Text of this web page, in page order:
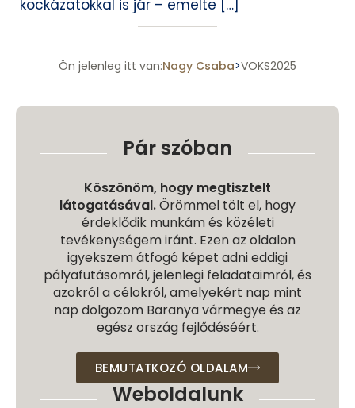
kockázatokkal is jár – emelte […]
Ön jelenleg itt van:Nagy Csaba>VOKS2025
Pár szóban
Köszönöm, hogy megtisztelt
látogatásával.Örömmel tölt el, hogy
érdeklődik munkám és közéleti
tevékenységem iránt. Ezen az oldalon
igyekszem átfogó képet adni eddigi
pályafutásomról, jelenlegi feladataimról, és
azokról a célokról, amelyekért nap mint
nap dolgozom Baranya vármegye és az
egész ország fejlődéséért.
BEMUTATKOZÓ OLDALAM
Weboldalunk